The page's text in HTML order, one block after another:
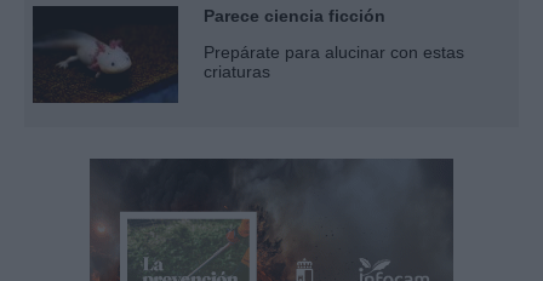
Parece ciencia ficción
Prepárate para alucinar con estas
criaturas